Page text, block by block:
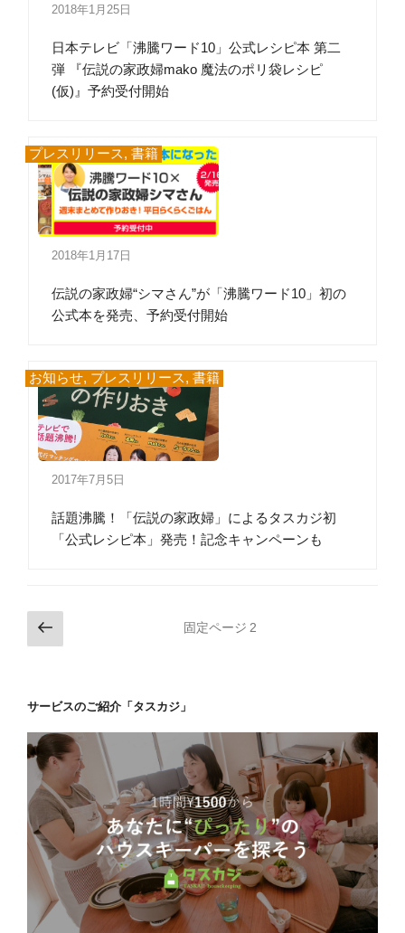
2018年1月25日
日本テレビ「沸騰ワード10」公式レシピ本 第二
弾 『伝説の家政婦mako 魔法のポリ袋レシピ
(仮)』予約受付開始
プレスリリース, 書籍
2018年1月17日
伝説の家政婦“シマさん”が「沸騰ワード10」初の
公式本を発売、予約受付開始
お知らせ, プレスリリース, 書籍
2017年7月5日
話題沸騰！「伝説の家政婦」によるタスカジ初
「公式レシピ本」発売！記念キャンペーンも
投
稿
ペ
ジ
送
り
前
の
ジ
固定ページ 2
サービスのご紹介「タスカジ」